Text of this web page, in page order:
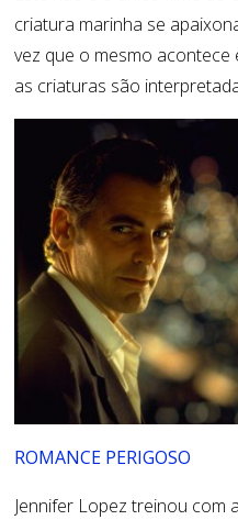
criatura marinha se
vez que o mesmo acontece
as criaturas são
ROMANCE PERIGOSO
Jennifer Lopez treinou com